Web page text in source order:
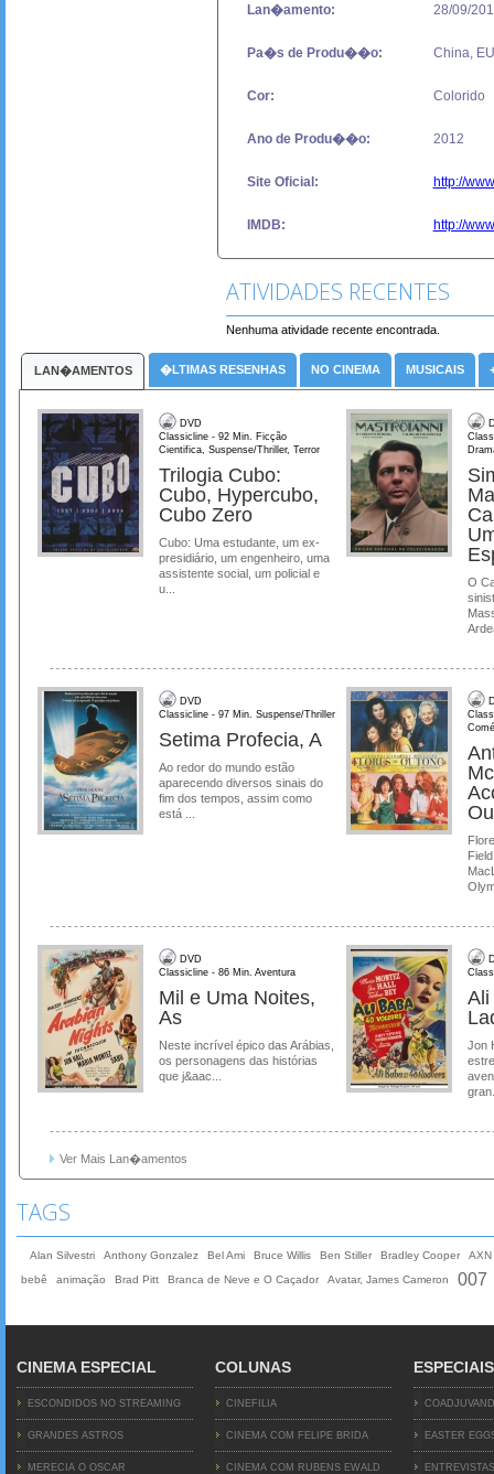
Lan�amento: 28/09/
Pa�s de Produ��o: China,
Cor: Colorido
Ano de Produ��o: 2012
Site Oficial: http://
IMDB: http://
ATIVIDADES RECENTES
Nenhuma atividade recente encontrada.
LAN�AMENTOS �LTIMAS RESENHAS NO CINEMA MUSICAIS
DVD
Classicline - 92 Min. Ficção
Cientifica, Suspense/Thriller, Terror
Trilogia Cubo:
Cubo, Hypercubo,
Cubo Zero
Cubo: Uma estudante, um ex-
presidiário, um engenheiro, uma
assistente social, um policial e
u...
O
DVD
Classicline - 97 Min. Suspense/Thriller
Setima Profecia, A
Ao redor do mundo estão
aparecendo diversos sinais do
fim dos tempos, assim como
está ...
DVD
Classicline - 86 Min. Aventura
Mil e Uma Noites,
As
Neste incrível épico das Arábias,
os personagens das histórias
que j&aac...
Ali
Jon
Ver Mais Lan�amentos
TAGS
Alan Silvestri Anthony Gonzalez Bel Ami Bruce Willis Ben Stiller Bradley Cooper
AXN
bebê
animação Brad Pitt Branca de Neve e O Caçador Avatar, James Cameron 007
CINEMA ESPECIAL
ESCONDIDOS NO STREAMING
GRANDES ASTROS
MERECIA O OSCAR
COLUNAS
CINEFILIA
CINEMA COM FELIPE BRIDA
CINEMA COM RUBENS EWALD
ESPECIAIS
EASTER
ENTREVISTAS